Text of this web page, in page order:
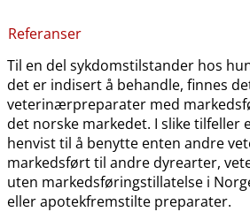
Referanser
Til en del sykdomstilstander hos
det er indisert å behandle, finnes
veterinærpreparater med
det norske markedet. I slike tilfeller
henvist til å benytte enten andre
markedsført til andre dyrearter,
uten markedsføringstillatelse i
eller apotekfremstilte preparater.